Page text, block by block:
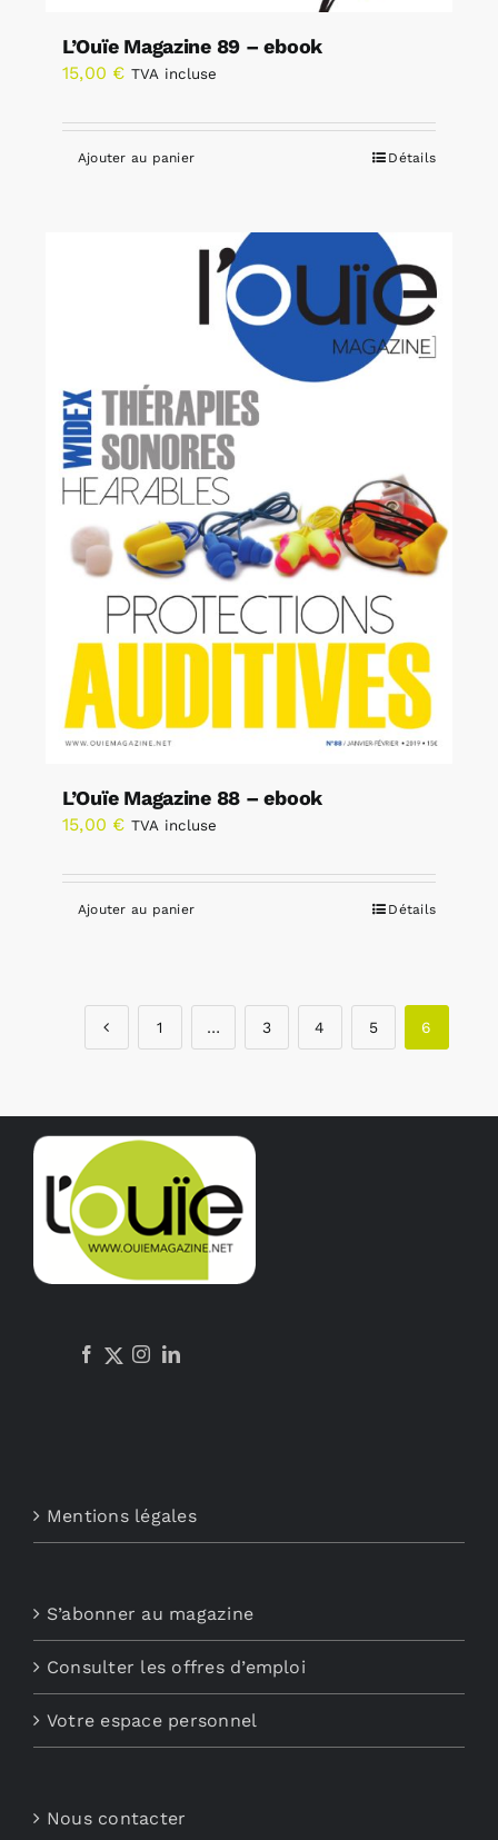
L’Ouïe Magazine 89 – ebook
15,00 € TVA incluse
Ajouter au panier Détails
L’Ouïe Magazine 88 – ebook
15,00 € TVA incluse
Ajouter au panier Détails
1 … 3 4 5 6
Mentions légales
S’abonner au magazine
Consulter les offres d’emploi
Votre espace personnel
Nous contacter